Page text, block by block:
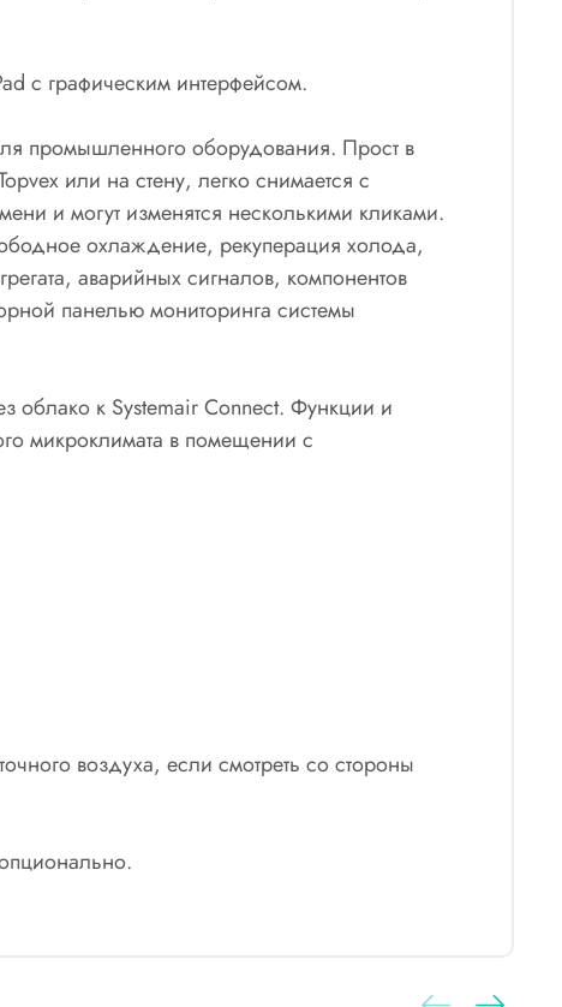
с графическим интерфейсом.
промышленного оборудования. Прост в
или на стену, легко снимается с
и могут изменятся несколькими кликами.
охлаждение, рекуперация холода,
аварийных сигналов, компонентов
панелью мониторинга системы
облако к Systemair Connect. Функции и
микроклимата в помещении с
воздуха, если смотреть со стороны